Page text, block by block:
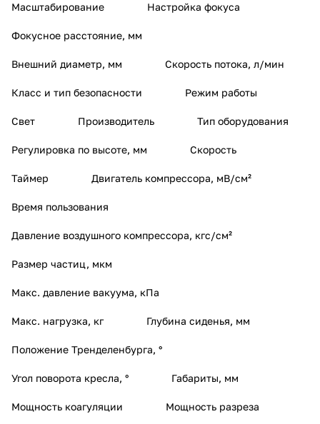
Масштабирование Настройка фокуса
Фокусное расстояние, мм
Внешний диаметр, мм Скорость потока, л/мин
Класс и тип безопасности Режим работы
Свет Производитель Тип оборудования
Регулировка по высоте, мм Скорость
Таймер Двигатель компрессора, мВ/см²
Время пользования
Давление воздушного компрессора, кгс/см²
Размер частиц, мкм
Макс. давление вакуума, кПа
Макс. нагрузка, кг Глубина сиденья, мм
Положение Тренделенбурга, °
Угол поворота кресла, ° Габариты, мм
Мощность коагуляции Мощность разреза